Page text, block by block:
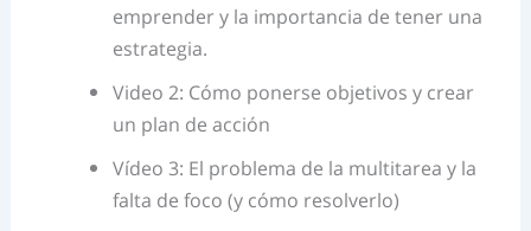
emprender y la importancia de tener una
estrategia.
Video 2: Cómo ponerse objetivos y crear
un plan de acción
Vídeo 3: El problema de la multitarea y la
falta de foco (y cómo resolverlo)